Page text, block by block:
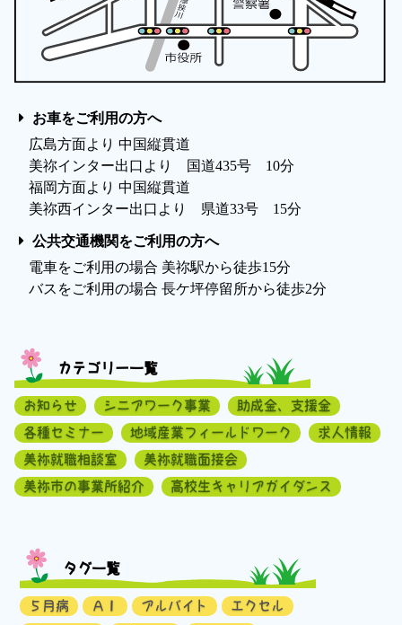
お車をご利用の方へ
広島方面より 中国縦貫道
美祢インター出口より 国道435号 10分
福岡方面より 中国縦貫道
美祢西インター出口より 県道33号 15分
公共交通機関をご利用の方へ
電車をご利用の場合 美祢駅から徒歩15分
バスをご利用の場合 長ケ坪停留所から徒歩2分
カテゴリー一覧
お知らせ シニアワーク事業
助成金、支援金
各種セミナー
地域産業フィールドワーク
求人情報
美祢就職相談室
美祢就職面接会
美祢市の事業所紹介
高校生キャリアガイダンス
タグ一覧
５月病 ＡＩ アルバイト
エクセル